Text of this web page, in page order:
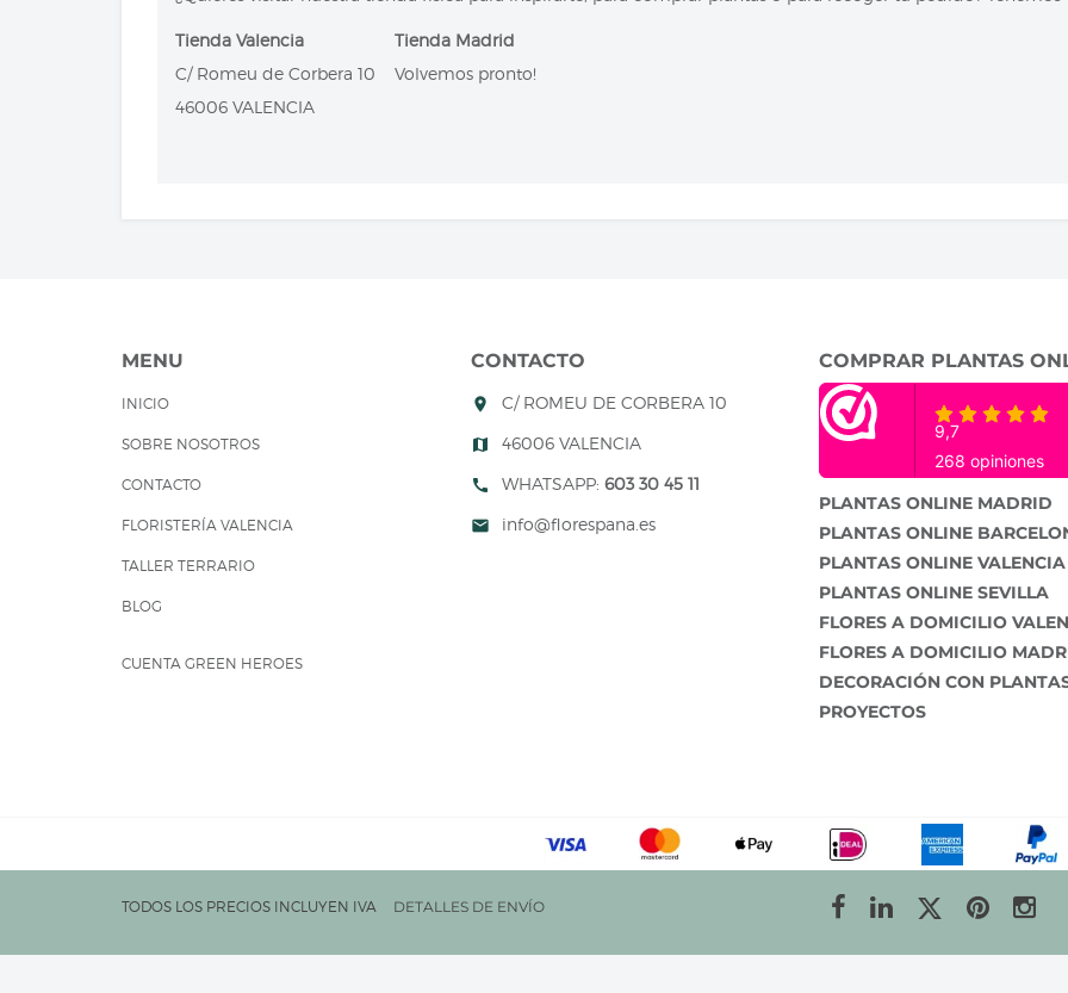
Tienda Valencia
Tienda Madrid
C/ Romeu de Corbera 10
Volvemos pronto!
46006 VALENCIA
MENU
INICIO
SOBRE NOSOTROS
CONTACTO
FLORISTERÍA VALENCIA
TALLER TERRARIO
BLOG
CUENTA GREEN HEROES
CONTACTO
room C/ ROMEU DE CORBERA 10
map 46006 VALENCIA
call WHATSAPP: 603 30 45 11
mail info@florespana.es
COMPRAR PLANTAS
PLANTAS ONLINE MADRID
PLANTAS ONLINE
PLANTAS ONLINE VALENCIA
PLANTAS ONLINE SEVILLA
FLORES A DOMICILIO
FLORES A DOMICILIO
DECORACIÓN CON
PROYECTOS
TODOS LOS PRECIOS INCLUYEN IVA DETALLES DE ENVÍO